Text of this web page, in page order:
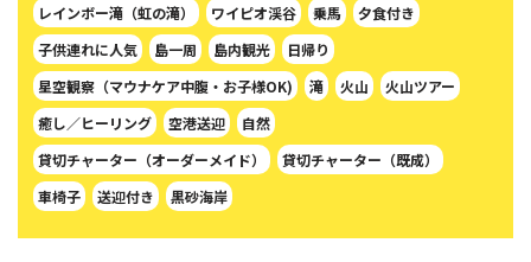
レインボー滝（虹の滝）
ワイピオ渓谷 乗馬
夕食付き
子供連れに人気
島一周 島内観光
日帰り
星空観察（マウナケア中腹・お子様OK)
滝 火山
火山ツアー
癒し／ヒーリング
空港送迎
自然
貸切チャーター（オーダーメイド）
貸切チャーター（既成）
車椅子
送迎付き 黒砂海岸